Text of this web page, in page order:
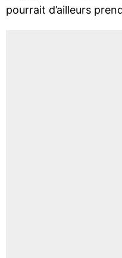
pourrait d’ailleurs